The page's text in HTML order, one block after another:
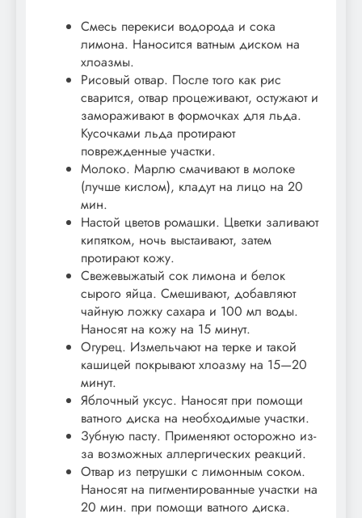
Смесь перекиси водорода и сока
лимона. Наносится ватным диском на
хлоазмы.
Рисовый отвар. После того как рис
сварится, отвар процеживают, остужают и
замораживают в формочках для льда.
Кусочками льда протирают
поврежденные участки.
Молоко. Марлю смачивают в молоке
(лучше кислом), кладут на лицо на 20
мин.
Настой цветов ромашки. Цветки заливают
кипятком, ночь выстаивают, затем
протирают кожу.
Свежевыжатый сок лимона и белок
сырого яйца. Смешивают, добавляют
чайную ложку сахара и 100 мл воды.
Наносят на кожу на 15 минут.
Огурец. Измельчают на терке и такой
кашицей покрывают хлоазму на 15—20
минут.
Яблочный уксус. Наносят при помощи
ватного диска на необходимые участки.
Зубную пасту. Применяют осторожно из-
за возможных аллергических реакций.
Отвар из петрушки с лимонным соком.
Наносят на пигментированные участки на
20 мин. при помощи ватного диска.